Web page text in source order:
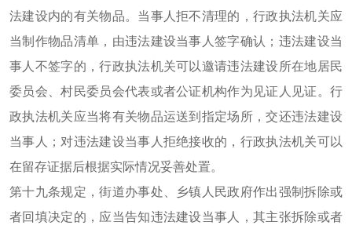
法建设内的有关物品。当事人拒不清理的，行政执法机关应
当制作物品清单，由违法建设当事人签字确认；违法建设当
事人不签字的，行政执法机关可以邀请违法建设所在地居民
委员会、村民委员会代表或者公证机构作为见证人见证。行
政执法机关应当将有关物品运送到指定场所，交还违法建设
当事人；对违法建设当事人拒绝接收的，行政执法机关可以
在留存证据后根据实际情况妥善处置。
第十九条规定，街道办事处、乡镇人民政府作出强制拆除或
者回填决定的，应当告知违法建设当事人，其主张拆除或者